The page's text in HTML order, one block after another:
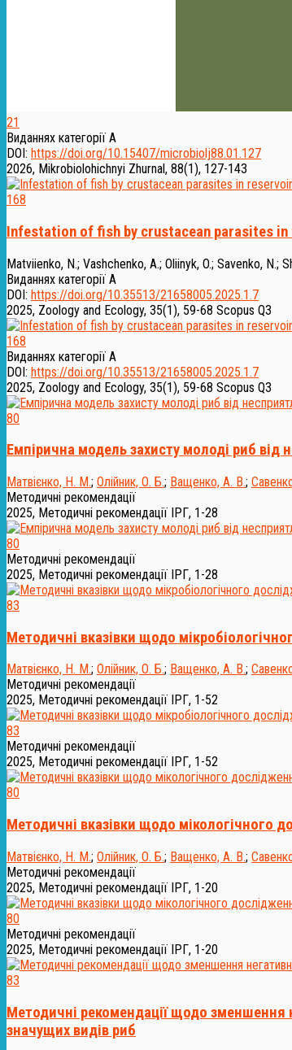
21
Виданнях категорії А
DOI: https://doi.org/10.15407/microbiolj88.01.127
2026, Mikrobiolohichnyi Zhurnal, 88(1), 127-143
168
Infestation of fish by crustacean parasites
Matviienko, N.; Vashchenko, A.; Oliinyk, O.; Savenko, N.;
Виданнях категорії А
DOI: https://doi.org/10.35513/21658005.2025.1.7
2025, Zoology and Ecology, 35(1), 59-68 Scopus Q3
168
Виданнях категорії А
DOI: https://doi.org/10.35513/21658005.2025.1.7
2025, Zoology and Ecology, 35(1), 59-68 Scopus Q3
80
Емпірична модель захисту молоді риб
Матвієнко, Н. М.; Олійник, О. Б.; Ващенко, А. В.;
Методичні рекомендації
2025, Методичні рекомендації ІРГ, 1-28
80
Методичні рекомендації
2025, Методичні рекомендації ІРГ, 1-28
83
Методичні вказівки щодо
Матвієнко, Н. М.; Олійник, О. Б.; Ващенко, А. В.;
Методичні рекомендації
2025, Методичні рекомендації ІРГ, 1-52
83
Методичні рекомендації
2025, Методичні рекомендації ІРГ, 1-52
80
Методичні вказівки щодо мікологічного
Матвієнко, Н. М.; Олійник, О. Б.; Ващенко, А. В.;
Методичні рекомендації
2025, Методичні рекомендації ІРГ, 1-20
80
Методичні рекомендації
2025, Методичні рекомендації ІРГ, 1-20
83
Методичні рекомендації щодо зменшення
значущих видів риб